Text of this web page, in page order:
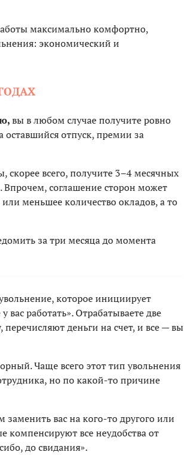
максимально комфортно,
экономический и
вы в любом случае получите ровно
отпуск, премии за
скорее всего, получите 3–4 месячных
Впрочем, соглашение сторон может
меньшее количество окладов, а то
за три месяца до момента
которое инициирует
работать». Отрабатываете две
деньги на счет, и все — вы
Чаще всего этот тип увольнения
но по какой-то причине
вас на кого-то другого или
компенсируют все неудобства от
до свидания».